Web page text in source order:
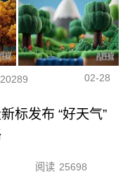
20289 02-28
标发布 “好天气”
阅读 25698